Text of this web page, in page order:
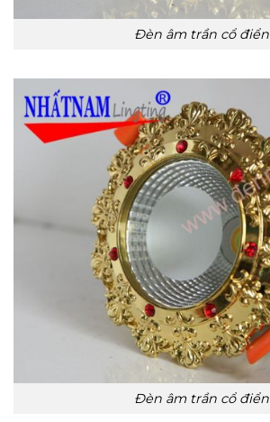
Đèn âm trần cổ điển
Đèn âm trần cổ điển